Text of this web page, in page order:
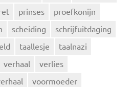
prinses
proefkonijn
scheiding
schrijfuitdaging
taallesje
taalnazi
verhaal
verlies
voormoeder